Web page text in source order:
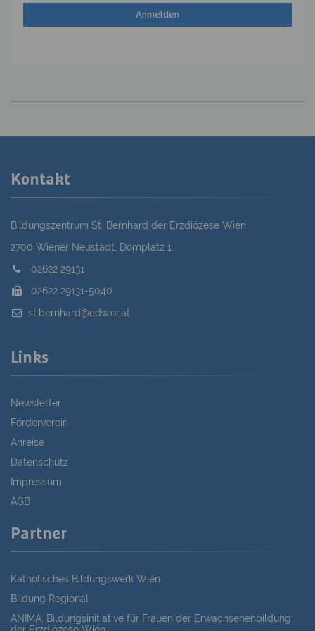
Kontakt
Bildungszentrum St. Bernhard der Erzdiözese Wien
2700 Wiener Neustadt, Domplatz 1
02622 29131
02622 29131-5040
st.bernhard@edw.or.at
Links
Newsletter
Förderverein
Anreise
Datenschutz
Impressum
AGB
Partner
Katholisches Bildungswerk Wien
Bildung Regional
ANIMA, Bildungsinitiative für Frauen der Erwachsenenbildung